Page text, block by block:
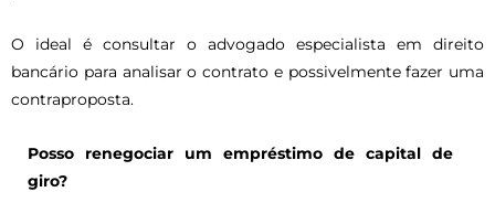
O ideal é consultar o advogado especialista em direito
bancário para analisar o contrato e possivelmente fazer uma
contraproposta.
Posso renegociar um empréstimo de capital de
giro?